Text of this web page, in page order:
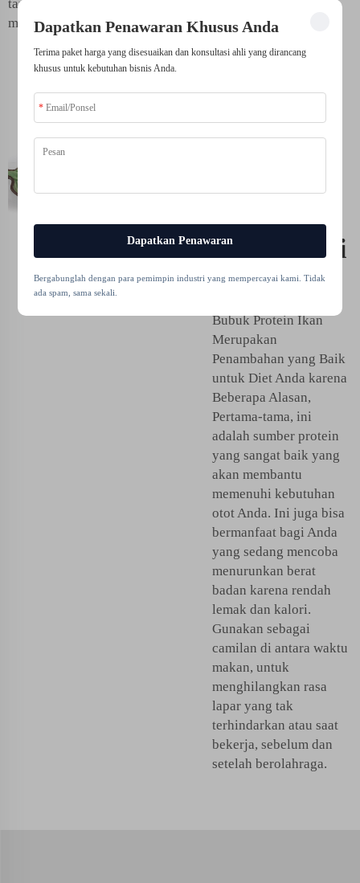
tambahan dalam
makanan Anda!
Mengapa
bubuk
ikan harus
menjadi
bagian dari
diet Anda
Bubuk Protein Ikan
Merupakan
Penambahan yang Baik
untuk Diet Anda karena
Beberapa Alasan,
Pertama-tama, ini
adalah sumber protein
yang sangat baik yang
akan membantu
memenuhi kebutuhan
otot Anda. Ini juga bisa
bermanfaat bagi Anda
yang sedang mencoba
menurunkan berat
badan karena rendah
lemak dan kalori.
Gunakan sebagai
camilan di antara waktu
makan, untuk
menghilangkan rasa
lapar yang tak
terhindarkan atau saat
bekerja, sebelum dan
setelah berolahraga.
Dapatkan Penawaran Khusus Anda
Terima paket harga yang disesuaikan dan konsultasi ahli yang dirancang
khusus untuk kebutuhan bisnis Anda.
Dapatkan Penawaran
Bergabunglah dengan para pemimpin industri yang mempercayai kami. Tidak
ada spam, sama sekali.